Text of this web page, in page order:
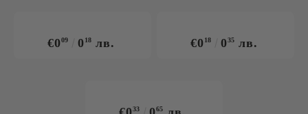
€009 018 лв. €018 035 лв.
33 65